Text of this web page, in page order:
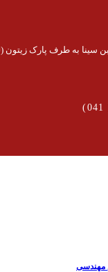
پارک زیتون (100 متر نرسیده به پارک)
مهندسی